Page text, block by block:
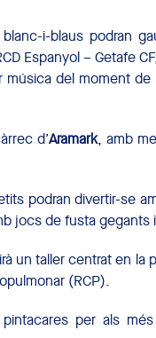
i-blaus podran
Espanyol – Getafe
música del moment
d’Aramark, amb
podran divertir-se
jocs de fusta gegants
un taller centrat en la
(RCP).
per als